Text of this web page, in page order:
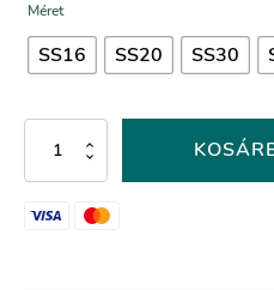
Méret
SS16 SS20 SS30
Xirius
Aquamarine
ragasztható
kristálykő
mennyiség